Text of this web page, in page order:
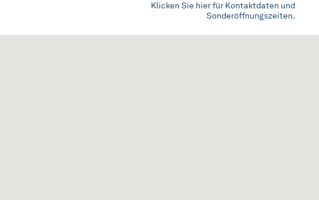
Klicken Sie hier für Kontaktdaten und
Sonderöffnungszeiten.